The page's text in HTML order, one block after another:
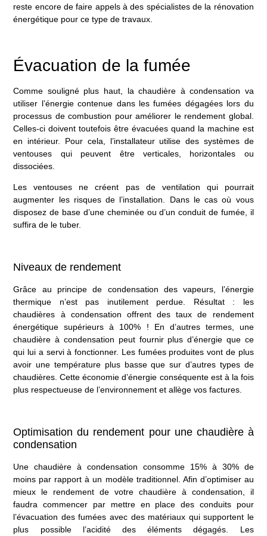
reste encore de faire appels à des spécialistes de la rénovation
énergétique pour ce type de travaux.
Évacuation de la fumée
Comme souligné plus haut, lachaudière à condensation va
utiliser l’énergie contenue dans les fumées dégagées lors du
processus de combustion pour améliorer le rendement global.
Celles-ci doivent toutefois être évacuées quand la machine est
en intérieur. Pour cela, l’installateur utilise des systèmes de
ventouses qui peuvent être verticales, horizontales ou
dissociées.
Les ventouses ne créent pas de ventilation qui pourrait
augmenter les risques de l’installation. Dans le cas où vous
disposez de base d’une cheminée ou d’un conduit de fumée, il
suffira de le tuber.
Niveaux de rendement
Grâce au principe de condensation des vapeurs, l’énergie
thermique n’est pas inutilement perdue. Résultat : les
chaudières à condensation offrent des taux de rendement
énergétique supérieurs à 100% ! En d’autres termes, une
chaudière à condensation peut fournir plus d’énergie que ce
qui lui a servi à fonctionner. Les fumées produites vont de plus
avoir une température plus basse que sur d’autres types de
chaudières. Cette économie d’énergie conséquente est à la fois
plus respectueuse de l’environnement et allège vos factures.
Optimisation du rendement pour une chaudière à
condensation
Unechaudière à condensation consomme 15% à 30% de
moins par rapport à un modèle traditionnel. Afin d’optimiser au
mieux le rendement de votre chaudière à condensation, il
faudra commencer par mettre en place des conduits pour
l’évacuation des fumées avec des matériaux qui supportent le
plus possible l’acidité des éléments dégagés. Les